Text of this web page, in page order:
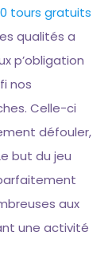
tours gratuits
qualités a
p’obligation
nos
Celle-ci
défouler,
but du jeu
aux
une activité